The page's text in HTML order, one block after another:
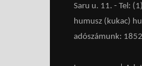
Saru u. 11. - Tel:
humusz (kukac)
adószámunk: